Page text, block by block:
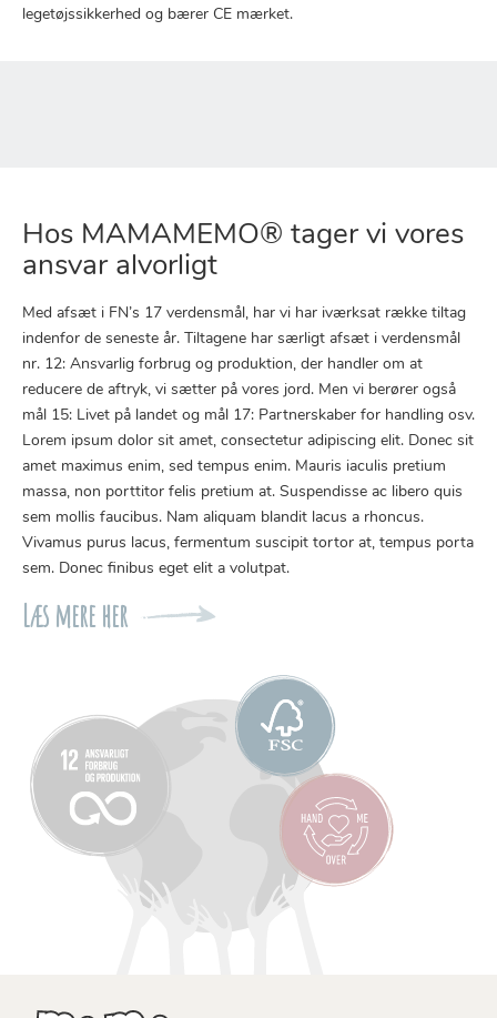
legetøjssikkerhed og bærer CE mærket.
Hos MAMAMEMO® tager vi vores
ansvar alvorligt
Med afsæt i FN’s 17 verdensmål, har vi har iværksat række tiltag
indenfor de seneste år. Tiltagene har særligt afsæt i verdensmål
nr. 12: Ansvarlig forbrug og produktion, der handler om at
reducere de aftryk, vi sætter på vores jord. Men vi berører også
mål 15: Livet på landet og mål 17: Partnerskaber for handling osv.
Lorem ipsum dolor sit amet, consectetur adipiscing elit. Donec sit
amet maximus enim, sed tempus enim. Mauris iaculis pretium
massa, non porttitor felis pretium at. Suspendisse ac libero quis
sem mollis faucibus. Nam aliquam blandit lacus a rhoncus.
Vivamus purus lacus, fermentum suscipit tortor at, tempus porta
sem. Donec finibus eget elit a volutpat.
Læs mere her